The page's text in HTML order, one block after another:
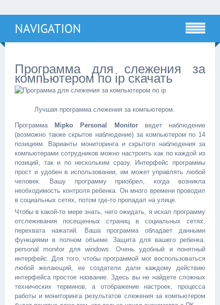
NAVIGATION
Программа для слежения за
компьютером по ip скачать
Лучшая программа слежения за компьютером.
Программа Mipko Personal Monitorведет наблюдение
(возможно также скрытое наблюдение) за компьютером по 14
позициям. Варианты мониторинга и скрытого наблюдения за
компьютерами сотрудников можно настроить как по каждой из
позиций, так и по нескольким сразу. Интерфейс программы
прост и удобен в использовании, им может управлять любой
человек. Вашу программу приобрел, когда возникла
необходимость контроля ребенка. Он много времени проводил
в социальных сетях, потом где-то пропадал на улице.
Чтобы в какой-то мере знать, чего ожидать, я искал программу
отслеживания посещенных страниц в социальных сетях,
перехвата нажатий. Ваша программа обладает данными
функциями в полном объеме. Защита для вашего ребенка.
personal monitor для windows. Очень удобный и понятный
интерфейс. Для того, чтобы программой мог воспользоваться
любой желающий, ее создатели дали каждому действию
интерфейса простое название. Здесь вы не найдете сложных
технических терминов, а отображение настроек, процесса
работы и мониторинга результатов слежения за компьютером